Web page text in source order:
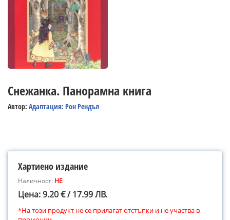
Снежанка. Панорамна книга
Автор: Адаптация: Рон Рендъл
Хартиено издание
Наличност: НЕ
Цена: 9.20 € / 17.99 ЛВ.
*На този продукт не се прилагат отстъпки и не участва в